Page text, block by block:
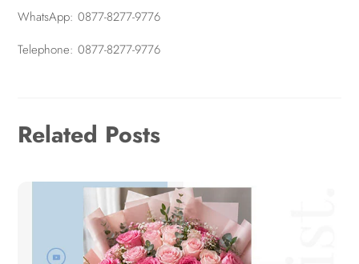
WhatsApp:0877-8277-9776
Telephone:0877-8277-9776
Related Posts